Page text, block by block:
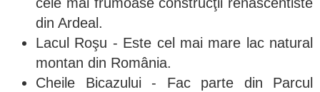
din Ardeal.
Lacul Roşu - Este cel mai mare lac natural
montan din România.
Cheile Bicazului - Fac parte din Parcul